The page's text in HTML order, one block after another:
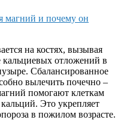
магний и почему он
на костях, вызывая
кальциевых отложений в
Сбалансированное
вылечить почечно –
помогают клеткам
Это укрепляет
в пожилом возрасте.